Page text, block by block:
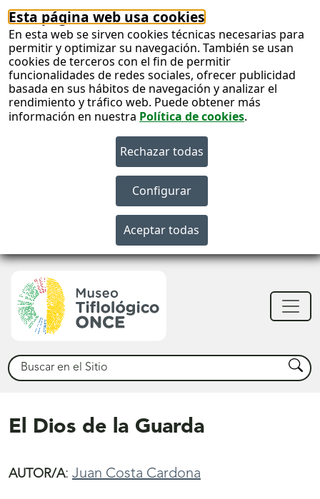
Esta página web usa cookies
En esta web se sirven cookies técnicas necesarias para
permitir y optimizar su navegación. También se usan
cookies de terceros con el fin de permitir
funcionalidades de redes sociales, ofrecer publicidad
basada en sus hábitos de navegación y analizar el
rendimiento y tráfico web. Puede obtener más
información en nuestra Política de cookies.
Buscar Buscar
El Dios de la Guarda
AUTOR/A: Juan Costa Cardona